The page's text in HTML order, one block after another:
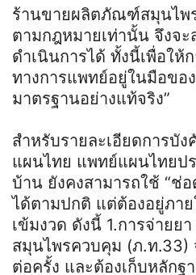
ร้านขายผลิตภัณฑ์สมุนไพ
ตามกฎหมายเท่านั้น จึงจ
ดำเนินการได้ ทั้งนี้เพื่อให้
ทางการแพทย์อยู่ในมือขอ
มาตรฐานอย่างแท้จริง”
สำหรับรายละเอียดการบั
แผนไทย แพทย์แผนไทยป
บ้าน ยังคงสามารถใช้ “ช่
ได้ตามปกติ แต่ต้องอยู่ภา
เข้มงวด ดังนี้ 1.การจ่ายย
สมุนไพรควบคุม (ภ.ท.33)
ต่อครั้ง และต้องเก็บหลัก